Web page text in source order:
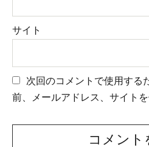
サイト
次回のコメントで使用する
前、メールアドレス、サイトを